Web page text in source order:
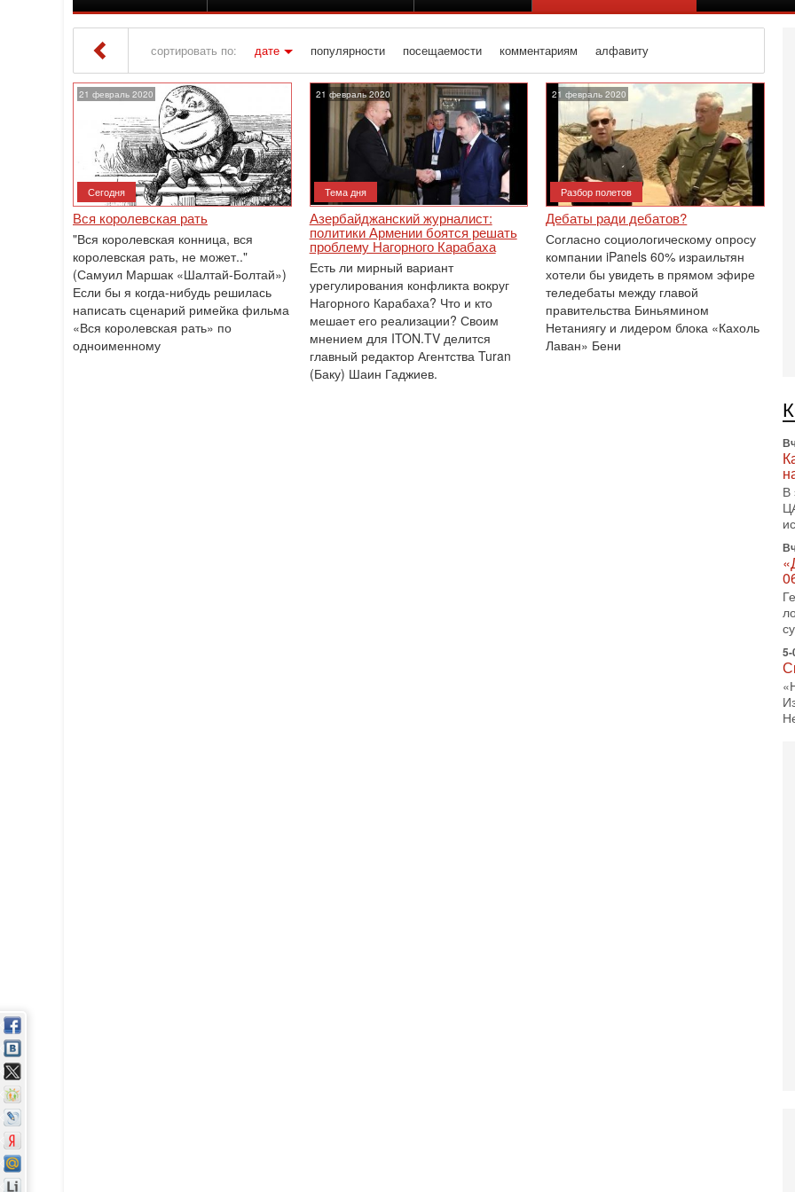
сортировать по: дате популярности посещаемости комментариям алфавиту
Iton TV» Материалы за 21.02.2020
21 февраль 2020
Сегодня
Вся королевская рать
"Вся королевская конница, вся
королевская рать, не может.."
(Самуил Маршак «Шалтай-Болтай»)
Если бы я когда-нибудь решилась
написать сценарий римейка фильма
«Вся королевская рать» по
одноименному
21 февраль 2020
Тема дня
Азербайджанский журналист:
политики Армении боятся решать
проблему Нагорного ‎Карабаха
Есть ли мирный вариант
урегулирования конфликта вокруг
Нагорного Карабаха? Что и кто
мешает его реализации? Своим
мнением для ITON.TV делится
главный редактор Агентства Turan
(Баку) Шаин Гаджиев.
21 февраль 2020
Разбор полетов
Дебаты ради дебатов?
Согласно социологическому опросу
компании iPanels 60% израильтян
хотели бы увидеть в прямом эфире
теледебаты между главой
правительства Биньямином
Нетаниягу и лидером блока «Кахоль
Лаван» Бени
В
5-